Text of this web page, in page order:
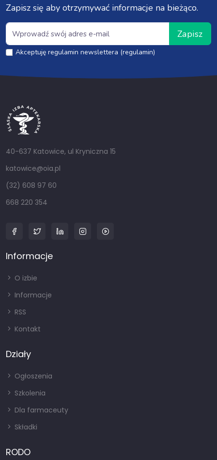
Zapisz się aby otrzymywać informacje na bieżąco.
Zapisz
Akceptuję regulamin newslettera (regulamin)
40-637 Katowice, ul Kryniczna 15
katowice@oia.pl
(32) 608 97 60
668 220 354
Informacje
O izbie
Informacje
RSS
Kontakt
Działy
Ogłoszenia
Szkolenia
Dla farmaceuty
Składki
RODO